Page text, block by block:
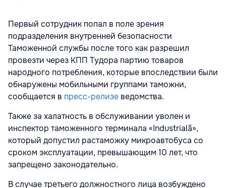
Первый сотрудник попал в поле зрения
подразделения внутренней безопасности
Таможенной службы после того как разрешил
провезти через КПП Тудора партию товаров
народного потребления, которые впоследствии были
обнаружены мобильными группами таможни,
сообщается в пресс-релизе ведомства.
Также за халатность в обслуживании уволен и
инспектор таможенного терминала «Industrială»,
который допустил растаможку микроавтобуса со
сроком эксплуатации, превышающим 10 лет, что
запрещено законодательно.
В случае третьего должностного лица возбуждено